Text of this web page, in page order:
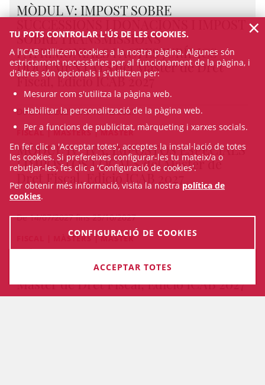
INSCRIU-TE
MÒDUL V: IMPOST SOBRE
SOBRE TRANSMISSIONS
PATRIMONIALS I ACTES JURÍDICS
DOCUMENTATS del Màster de Dret
Fiscal, Edició ICAB 2027
De 27/10/2027 fins 15/12/2027
FISCAL | MÀSTERS | MÀSTER
MÒDUL IV: IVA, IMPOSTOS ESPECIALS
I IMPOSTOS LOCALS del Màster de
Dret Fiscal, Edició ICAB 2027
De 14/07/2027 fins 25/10/2027
FISCAL | MÀSTERS | MÀSTER
FISCALITAT DELS NO RESIDENTS del
Màster de Dret Fiscal, Edició ICAB 2027
TU POTS CONTROLAR L'ÚS DE LES COOKIES.
A l’ICAB utilitzem cookies a la nostra pàgina. Algunes són
estrictament necessàries per al funcionament de la pàgina, i
d'altres són opcionals i s'utilitzen per:
Mesurar com s'utilitza la pàgina web.
Habilitar la personalització de la pàgina web.
Per a funcions de publicitat, màrqueting i xarxes socials.
En fer clic a 'Acceptar totes', acceptes la instal·lació de totes
les cookies. Si prefereixes configurar-les tu mateix/a o
rebutjar-les, fes clic a 'Configuració de cookies'.
Per obtenir més informació, visita la nostra política de
cookies.
CONFIGURACIÓ DE COOKIES
ACCEPTAR TOTES
×